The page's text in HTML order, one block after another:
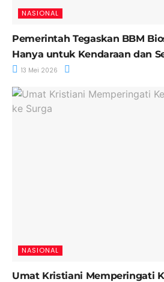
NASIONAL
Pemerintah Tegaskan BBM
Hanya untuk Kendaraan dan
13 Mei 2026
NASIONAL
Umat Kristiani Memperingati